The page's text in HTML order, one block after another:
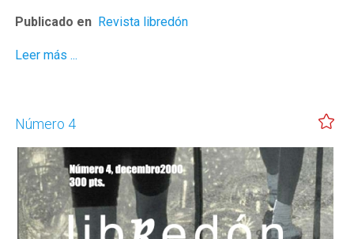
Publicado en Revista libredón
Leer más ...
Número 4